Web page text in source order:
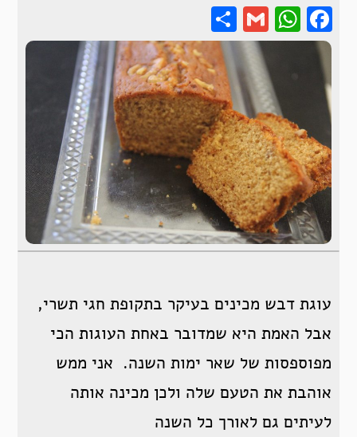
Facebook
WhatsApp
Gmail
עוגת דבש מכינים בעיקר בתקופת חגי תשרי,
אבל האמת היא שמדובר באחת העוגות הכי
מפוספסות של שאר ימות השנה. אני ממש
אוהבת את הטעם שלה ולכן מכינה אותה
לעיתים גם לאורך כל השנה